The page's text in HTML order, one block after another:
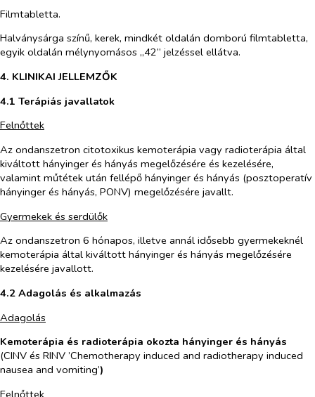
Filmtabletta.
Halványsárga színű, kerek, mindkét oldalán domború filmtabletta,
egyik oldalán mélynyomásos „42” jelzéssel ellátva.
4. KLINIKAI JELLEMZŐK
4.1 Terápiás javallatok
Felnőttek
Az ondanszetron citotoxikus kemoterápia vagy radioterápia által
kiváltott hányinger és hányás megelőzésére és kezelésére,
valamint műtétek után fellépő hányinger és hányás (posztoperatív
hányinger és hányás, PONV) megelőzésére javallt.
Gyermekek és serdülők
Az ondanszetron 6 hónapos, illetve annál idősebb gyermekeknél
kemoterápia által kiváltott hányinger és hányás megelőzésére
kezelésére javallott.
4.2 Adagolás és alkalmazás
Adagolás
Kemoterápia és radioterápia okozta hányinger és hányás
(CINV és RINV ’Chemotherapy induced and radiotherapy induced
nausea and vomiting’)
Felnőttek